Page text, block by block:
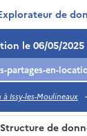
de
le 06/05/2025
Issy-les-Moulineaux -
Structure de